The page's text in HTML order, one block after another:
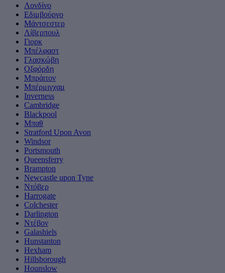
Λονδίνο
Εδιμβούργο
Μάντσεστερ
Λίβερπουλ
Γιορκ
Μπέλφαστ
Γλασκώβη
Οξφόρδη
Μπράιτον
Μπέρμιγχαμ
Inverness
Cambridge
Blackpool
Μπαθ
Stratford Upon Avon
Windsor
Portsmouth
Queensferry
Brampton
Newcastle upon Tyne
Ντόβερ
Harrogate
Colchester
Darlington
Ντέβον
Galashiels
Hunstanton
Hexham
Hillsborough
Hounslow